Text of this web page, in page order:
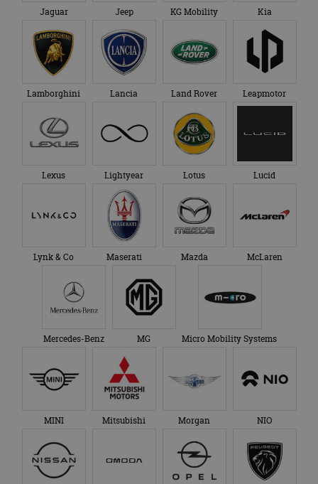
Jaguar Jeep KG Mobility Kia
Lamborghini Lancia Land Rover Leapmotor
Lexus Lightyear Lotus Lucid
Lynk & Co Maserati Mazda McLaren
Mercedes-Benz MG Micro Mobility Systems
MINI Mitsubishi Morgan NIO